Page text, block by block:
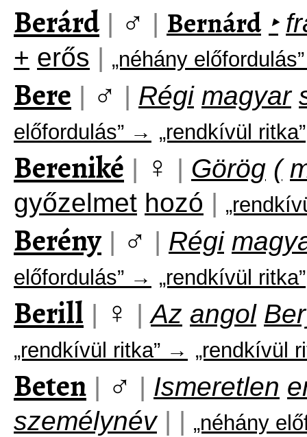
Berárd | ♂ | Bernárd ‣
+ erős | „néhány
Bere | ♂ | Régi magyar
előfordulás” → „rendkívül ritka”
Bereniké | ♀ | Görög (
győzelmet hozó |
Berény | ♂ | Régi
előfordulás” → „rendkívül ritka”
Berill | ♀ | Az angol
„rendkívül ritka” → „rendkívül
Beten | ♂ | Ismeretlen
személynév | | „néhány